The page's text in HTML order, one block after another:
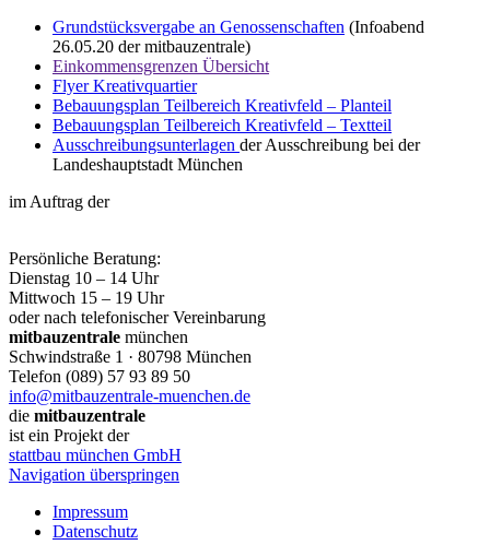
Grundstücksvergabe an Genossenschaften (Infoabend
26.05.20 der mitbauzentrale)
Einkommensgrenzen Übersicht
Flyer Kreativquartier
Bebauungsplan Teilbereich Kreativfeld – Planteil
Bebauungsplan Teilbereich Kreativfeld – Textteil
Ausschreibungsunterlagen der Ausschreibung bei der
Landeshauptstadt München
im Auftrag der
Persönliche Beratung:
Dienstag 10 – 14 Uhr
Mittwoch 15 – 19 Uhr
oder nach telefonischer Vereinbarung
mitbauzentrale münchen
Schwindstraße 1 · 80798 München
Telefon (089) 57 93 89 50
info@mitbauzentrale-muenchen.de
die mitbauzentrale
ist ein Projekt der
stattbau münchen GmbH
Navigation überspringen
Impressum
Datenschutz